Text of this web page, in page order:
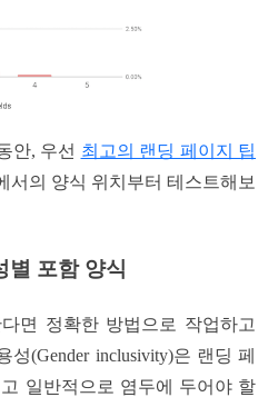
안, 우선 최고의 랜딩 페이지 팁
서의 양식 위치부터 테스트해보
별 포함 양식
면 정확한 방법으로 작업하고
(Gender inclusivity)은 랜딩 페
일반적으로 염두에 두어야 할